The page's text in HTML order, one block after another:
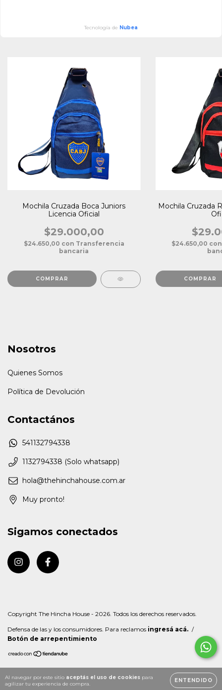
Al navegar por este sitio aceptás el uso de cookies para
agilizar tu experiencia de compra.
ENTENDIDO
Tecnología de Nubea
Mochila Cruzada Boca Juniors
Licencia Oficial
$29.000,00
$24.650,00 con Transferencia
bancaria
Mochila Cruzada
$24.650,00 con
Nosotros
Quienes Somos
Política de Devolución
Contactános
541132794338
1132794338 (Solo whatsapp)
hola@thehinchahouse.com.ar
Muy pronto!
Sigamos conectados
Copyright The Hincha House - 2026. Todos los derechos reservados.
Defensa de las y los consumidores. Para reclamos ingresá acá. /
Botón de arrepentimiento